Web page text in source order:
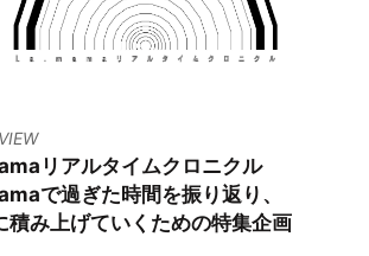
リアルタイムクロニクル
で過ぎた時間を振り返り、
積み上げていくための特集企画